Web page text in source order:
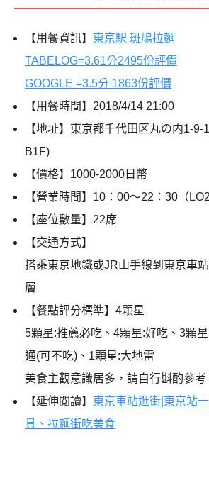
【用餐資訊】 東京駅 斑鳩拉麵
TABELOG=3.61分2495份評價
GOOGLE =3.5分 1863份評價
【用餐時間】 2018/4/14 21:00
【地址】東京都千代田区丸の内1-9-
B1F)
【價格】 1000-2000 日幣
【營業時間】10：00～22：30（
【座位數量】22席
【交通方式】
搭乘東京地鐵或JR山手線到東京車
層
【餐點評分標準】4顆星
5顆星:推薦必吃、4顆星:好吃、3顆
通(可不吃)、1顆星:大地雷
美食主觀意識居多，請自行斟酌參考
【延伸閱讀】 東京車站逛街|東京站
具、拉麵街吃美食